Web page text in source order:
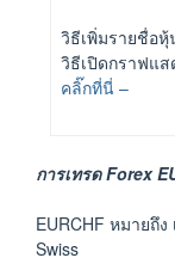
วิธีเพิ่มรายชื่อ
วิธีเปิดกราฟแ
คลิ๊กที่นี่ –
การเทรด Forex
EURCHF หมายถึ
Swiss